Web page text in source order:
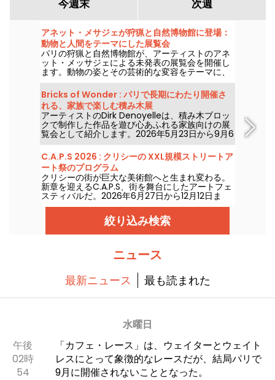
今週末 次週
アネット・メサジェが狩猟と自然博物館に登場：
動物と人間をテーマにした展覧会
パリの狩猟と自然博物館が、アーティストのアネ
ット・メッサジェによる未発表の展覧会を開催し
ます。動物の姿とその芸術的な変容をテーマに、
4月14日から2026年9月20日まで展示されます。
「一羽のツバメだけでは春は来ない」というタイ
トルのこの展覧会は、インスタレーションやハイ
ブリッドな作品、そして象徴的なアートピースを
通じて、博物館のコレクションと対話します。
Bricks of Wonder : パリで長期にわたり開催さ
れる、家族で楽しむ積み木展
アーティストのDirk Denoyelleは、積み木ブロッ
クで制作した作品を遊び心あふれる家族向けの展
覧会として紹介します。2026年5月23日から9月6
日まで、パリのエスパス・シャンプレで開催。
C.A.P.S 2026 : クリシーの XXL規模ストリートア
ート祭のプログラム
クリシーの街が巨大な美術館へと生まれ変わる。
新章を迎えるC.A.P.S、街を舞台にしたアートフェ
スティバルだ。2026年6月27日から12月12日ま
で、6回目を迎える今回はさらに驚きが広がる。
絞り込み検索
ニュース
最新ニュース 最も読まれた
水曜日
午後
02時
54
「カフェ・レース」は、ウェイターとウェイト
レスにとって象徴的なレースだが、結局パリで
9月に開催されないこととなった。